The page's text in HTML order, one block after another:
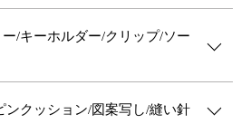
/キーホルダー/クリップ/ソー
ンクッション/図案写し/縫い針